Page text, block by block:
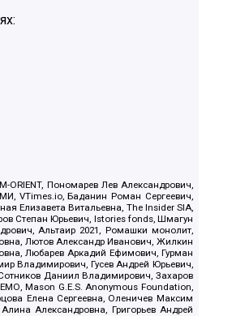
ORIENT, Пономарев Лев Александрович,
VTimes.io, Баданин Роман Сергеевич,
Елизавета Витальевна, The Insider SIA,
Степан Юрьевич, Istories fonds, Шмагун
Альтаир 2021, Ромашки монолит,
Лютов Александр Иванович, Жилкин
Любарев Аркадий Ефимович, Гурман
Владимирович, Гусев Андрей Юрьевич,
Даниил Владимирович, Захаров
Mason G.E.S. Anonymous Foundation,
Елена Сергеевна, Оленичев Максим
Александровна, Григорьев Андрей